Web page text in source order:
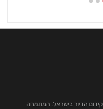
הדיור בישראל. המתמחה